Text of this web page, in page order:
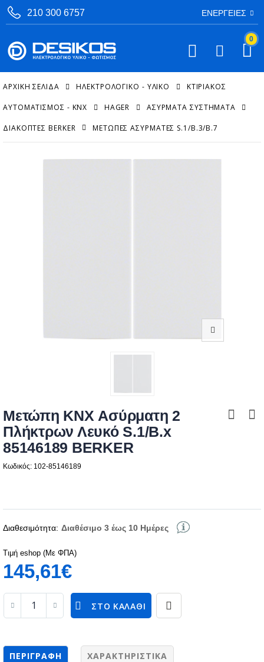
210 300 6757 ΕΝΈΡΓΕΙΕΣ
0
ΑΡΧΙΚΉ ΣΕΛΊΔΑ ΗΛΕΚΤΡΟΛΟΓΙΚΟ - ΥΛΙΚΟ ΚΤΙΡΙΑΚΌΣ
ΑΥΤΟΜΑΤΙΣΜΌΣ - KNX HAGER ΑΣΎΡΜΑΤΑ ΣΥΣΤΉΜΑΤΑ
ΔΙΑΚΌΠΤΕΣ BERKER ΜΕΤΏΠΕΣ ΑΣΎΡΜΑΤΕΣ S.1/B.3/B.7
Μετώπη KNX Ασύρματη 2
Πλήκτρων Λευκό S.1/B.x
85146189 BERKER
Κωδικός: 102-85146189
Διαθεσιμότητα: Διαθέσιμο 3 έως 10 Ημέρες
Τιμή eshop (Με ΦΠΑ)
145,61€
ΣΤΟ ΚΑΛΆΘΙ
ΠΕΡΙΓΡΑΦΉ ΧΑΡΑΚΤΗΡΙΣΤΙΚΆ